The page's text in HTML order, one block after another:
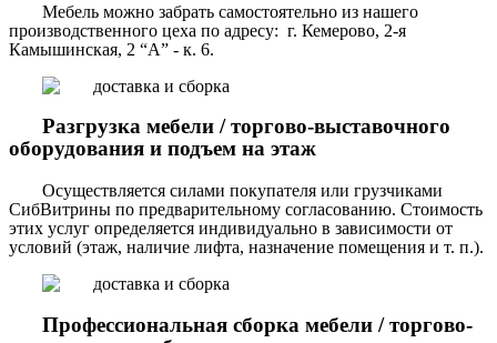
Мебель можно забрать самостоятельно из нашего
производственного цеха по адресу: г. Кемерово, 2-я
Камышинская, 2 “А” - к. 6.
Разгрузка мебели / торгово-выставочного
оборудования и подъем на этаж
Осуществляется силами покупателя или грузчиками
СибВитрины по предварительному согласованию. Стоимость
этих услуг определяется индивидуально в зависимости от
условий (этаж, наличие лифта, назначение помещения и т. п.).
Профессиональная сборка мебели / торгово-